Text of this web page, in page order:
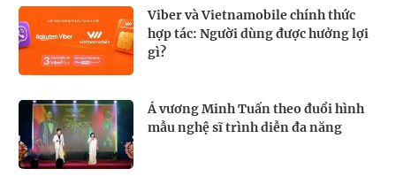
Viber và Vietnamobile chính thức
hợp tác: Người dùng được hưởng lợi
gì?
Á vương Minh Tuấn theo đuổi hình
mẫu nghệ sĩ trình diễn đa năng